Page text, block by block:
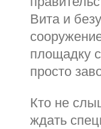
Вита и
площадку
просто
Кто не
ждать